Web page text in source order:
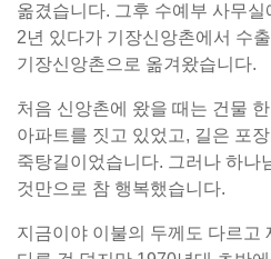
옮겼습니다. 그후 수예부 사무
2년 있다가 기장신앙촌에서 수
기장신앙촌으로 옮겨왔습니다.
처음 신앙촌에 왔을 때는 건물
아파트를 짓고 있었고, 길은 포
죽탕길이었습니다. 그러나 하나
것만으로 참 행복했습니다.
지금이야 이불의 두께도 다르고